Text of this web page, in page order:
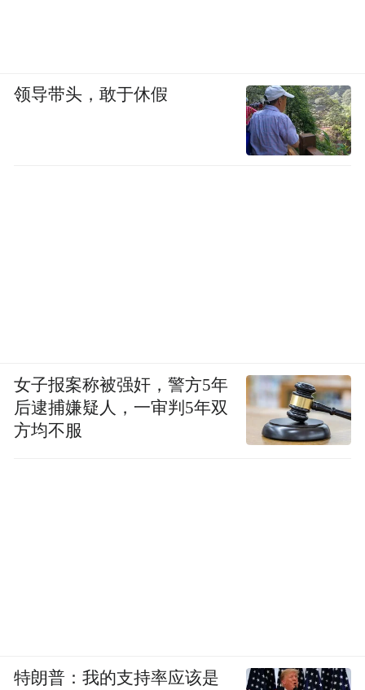
领导带头，敢于休假
女子报案称被强奸，警方5年
后逮捕嫌疑人，一审判5年双
方均不服
特朗普：我的支持率应该是